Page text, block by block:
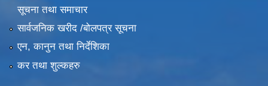
सूचना तथा समाचार
सार्वजनिक खरीद /बोलपत्र सूचना
एन, कानुन तथा निर्देशिका
कर तथा शुल्कहरु